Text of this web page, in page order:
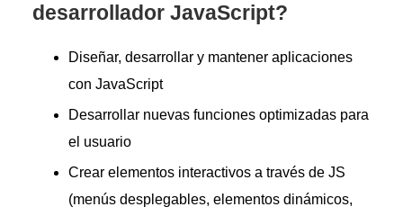
desarrollador JavaScript?
Diseñar, desarrollar y mantener aplicaciones
con JavaScript
Desarrollar nuevas funciones optimizadas para
el usuario
Crear elementos interactivos a través de JS
(menús desplegables, elementos dinámicos,